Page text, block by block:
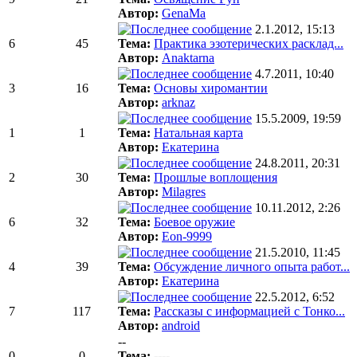
Автор: GenaMa
6 45
2.1.2012, 15:13
Тема: Практика эзотерических расклад...
Автор: Anaktarna
3 16
4.7.2011, 10:40
Тема: Основы хиромантии
Автор: arknaz
1 1
15.5.2009, 19:59
Тема: Натальная карта
Автор: Екатерина
2 30
24.8.2011, 20:31
Тема: Прошлые воплощения
Автор: Milagres
6 32
10.11.2012, 2:26
Тема: Боевое оружие
Автор: Eon-9999
4 39
21.5.2010, 11:45
Тема: Обсуждение личного опыта работ...
Автор: Екатерина
7 117
22.5.2012, 6:52
Тема: Рассказы с информацией с Тонко...
Автор: android
--